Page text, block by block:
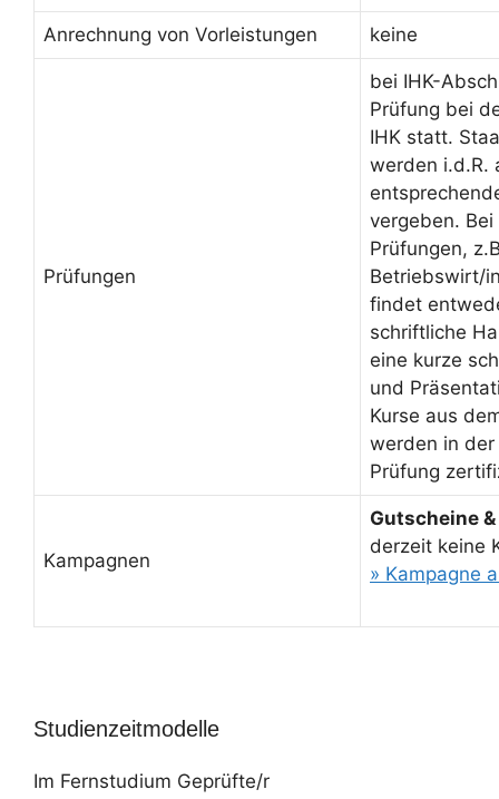
Anrechnung von Vorleistungen keine
Prüfungen
bei IHK-
Prüfung bei
IHK statt.
werden i.d.R.
vergeben.
Prüfungen,
Betriebswirt/
findet
schriftliche
eine kurze
und
Kurse aus
werden in der
Prüfung
Kampagnen
Gutscheine
derzeit keine
» Kampagne
Studienzeitmodelle
Im Fernstudium Geprüfte/r